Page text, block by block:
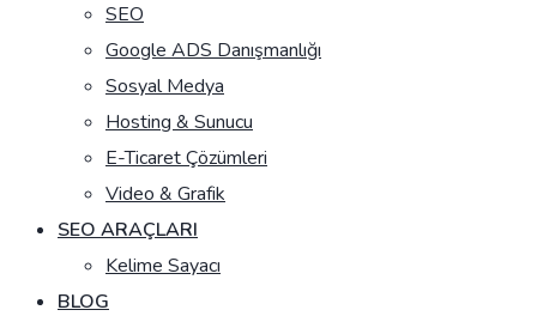
SEO
Google ADS Danışmanlığı
Sosyal Medya
Hosting & Sunucu
E-Ticaret Çözümleri
Video & Grafik
SEO ARAÇLARI
Kelime Sayacı
BLOG